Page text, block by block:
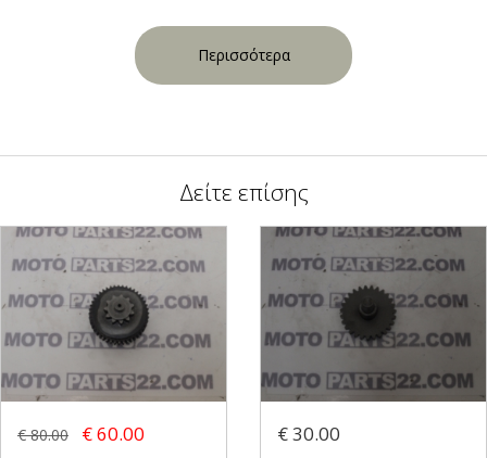
Περισσότερα
Δείτε επίσης
€ 80.00 € 60.00 € 30.00